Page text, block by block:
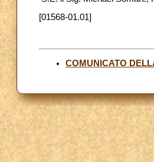
[01568-01.01]
COMUNICATO